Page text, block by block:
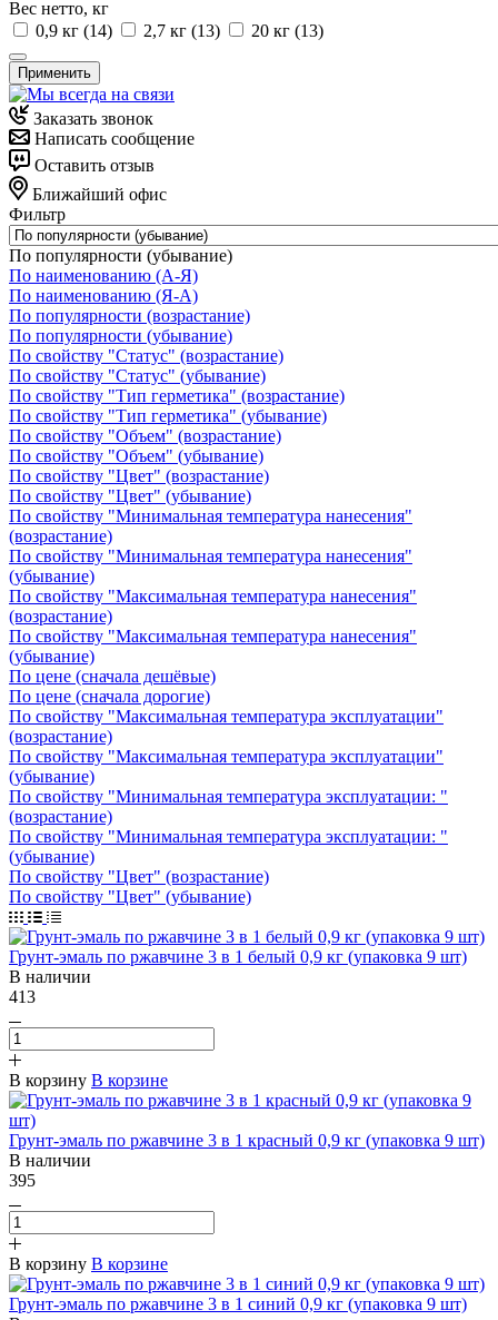
Вес нетто, кг
0,9 кг (14) 2,7 кг (13) 20 кг (13)
Применить
Заказать звонок
Написать сообщение
Оставить отзыв
Ближайший офис
Фильтр
По популярности (убывание)
По наименованию (А-Я)
По наименованию (Я-А)
По популярности (возрастание)
По популярности (убывание)
По свойству "Статус" (возрастание)
По свойству "Статус" (убывание)
По свойству "Тип герметика" (возрастание)
По свойству "Тип герметика" (убывание)
По свойству "Объем" (возрастание)
По свойству "Объем" (убывание)
По свойству "Цвет" (возрастание)
По свойству "Цвет" (убывание)
По свойству "Минимальная температура нанесения"
(возрастание)
По свойству "Минимальная температура нанесения"
(убывание)
По свойству "Максимальная температура нанесения"
(возрастание)
По свойству "Максимальная температура нанесения"
(убывание)
По цене (сначала дешёвые)
По цене (сначала дорогие)
По свойству "Максимальная температура эксплуатации"
(возрастание)
По свойству "Максимальная температура эксплуатации"
(убывание)
По свойству "Минимальная температура эксплуатации: "
(возрастание)
По свойству "Минимальная температура эксплуатации: "
(убывание)
По свойству "Цвет" (возрастание)
По свойству "Цвет" (убывание)
Грунт-эмаль по ржавчине 3 в 1 белый 0,9 кг (упаковка 9 шт)
В наличии
413
В корзину В корзине
Грунт-эмаль по ржавчине 3 в 1 красный 0,9 кг (упаковка 9 шт)
В наличии
395
В корзину В корзине
Грунт-эмаль по ржавчине 3 в 1 синий 0,9 кг (упаковка 9 шт)